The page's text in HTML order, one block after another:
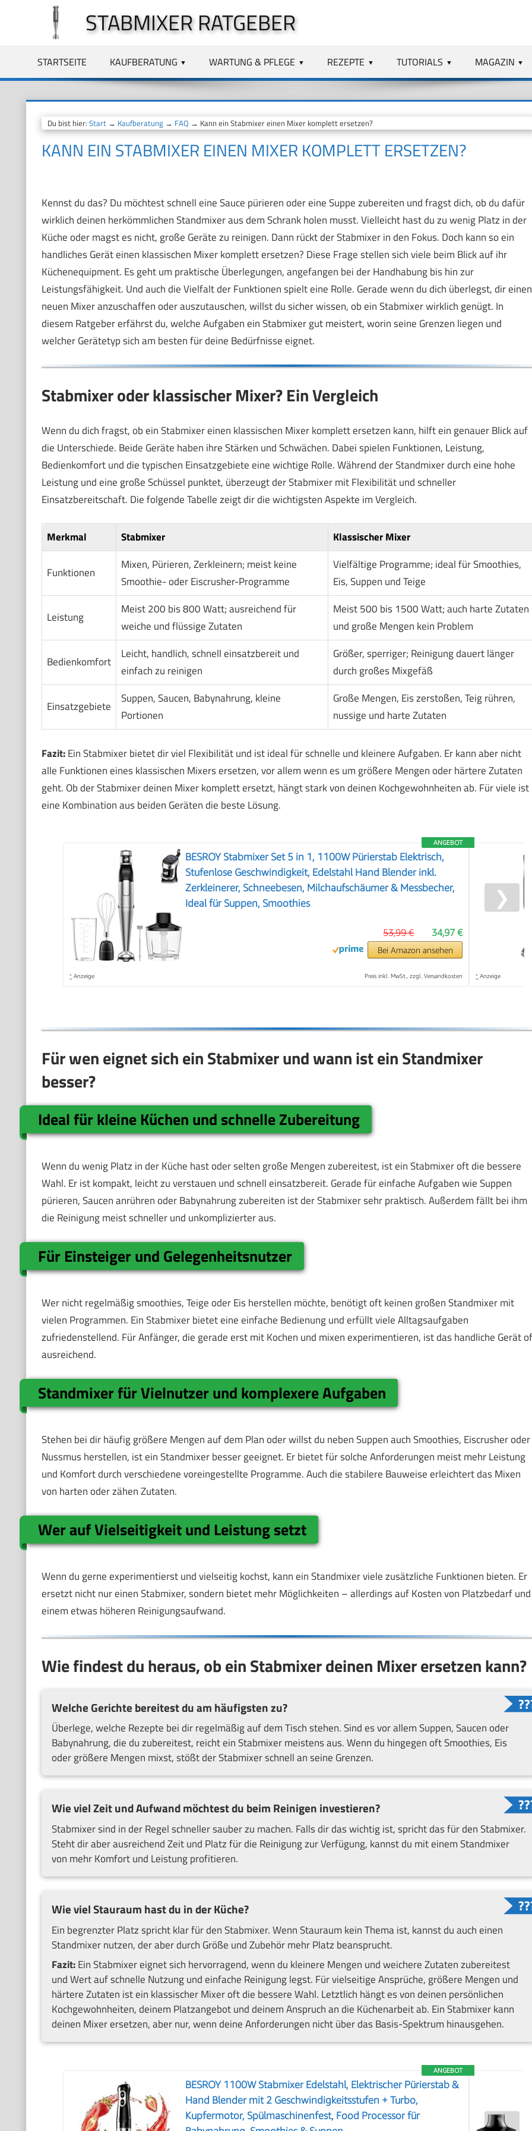
springen
STABMIXER RATGEBER
STARTSEITE KAUFBERATUNG WARTUNG & PFLEGE REZEPTE TUTORIALS MAGAZIN
Du bist hier: Start→ Kaufberatung→ FAQ → Kann ein Stabmixer einen Mixer komplett ersetzen?
KANN EIN STABMIXER EINEN MIXER KOMPLETT ERSETZEN?
Kennst du das? Du möchtest schnell eine Sauce pürieren oder eine Suppe zubereiten und fragst dich, ob du dafür
wirklich deinen herkömmlichen Standmixer aus dem Schrank holen musst. Vielleicht hast du zu wenig Platz in der
Küche oder magst es nicht, große Geräte zu reinigen. Dann rückt der Stabmixer in den Fokus. Doch kann so ein
handliches Gerät einen klassischen Mixer komplett ersetzen? Diese Frage stellen sich viele beim Blick auf ihr
Küchenequipment. Es geht um praktische Überlegungen, angefangen bei der Handhabung bis hin zur
Leistungsfähigkeit. Und auch die Vielfalt der Funktionen spielt eine Rolle. Gerade wenn du dich überlegst, dir einen
neuen Mixer anzuschaffen oder auszutauschen, willst du sicher wissen, ob ein Stabmixer wirklich genügt. In
diesem Ratgeber erfährst du, welche Aufgaben ein Stabmixer gut meistert, worin seine Grenzen liegen und
welcher Gerätetyp sich am besten für deine Bedürfnisse eignet.
Stabmixer oder klassischer Mixer? Ein Vergleich
Wenn du dich fragst, ob ein Stabmixer einen klassischen Mixer komplett ersetzen kann, hilft ein genauer Blick auf
die Unterschiede. Beide Geräte haben ihre Stärken und Schwächen. Dabei spielen Funktionen, Leistung,
Bedienkomfort und die typischen Einsatzgebiete eine wichtige Rolle. Während der Standmixer durch eine hohe
Leistung und eine große Schüssel punktet, überzeugt der Stabmixer mit Flexibilität und schneller
Einsatzbereitschaft. Die folgende Tabelle zeigt dir die wichtigsten Aspekte im Vergleich.
Merkmal Stabmixer Klassischer Mixer
Funktionen
Mixen, Pürieren, Zerkleinern; meist keine
Smoothie- oder Eiscrusher-Programme
Vielfältige Programme; ideal für Smoothies,
Eis, Suppen und Teige
Leistung
Meist 200 bis 800 Watt; ausreichend für
weiche und flüssige Zutaten
Meist 500 bis 1500 Watt; auch harte Zutaten
und große Mengen kein Problem
Bedienkomfort
Leicht, handlich, schnell einsatzbereit und
einfach zu reinigen
Größer, sperriger; Reinigung dauert länger
durch großes Mixgefäß
Einsatzgebiete
Suppen, Saucen, Babynahrung, kleine
Portionen
Große Mengen, Eis zerstoßen, Teig rühren,
nussige und harte Zutaten
Fazit:Ein Stabmixer bietet dir viel Flexibilität und ist ideal für schnelle und kleinere Aufgaben. Er kann aber nicht
alle Funktionen eines klassischen Mixers ersetzen, vor allem wenn es um größere Mengen oder härtere Zutaten
geht. Ob der Stabmixer deinen Mixer komplett ersetzt, hängt stark von deinen Kochgewohnheiten ab. Für viele ist
eine Kombination aus beiden Geräten die beste Lösung.
ANGEBOT
BESROY Stabmixer Set 5 in 1, 1100W Pürierstab Elektrisch,
Stufenlose Geschwindigkeit, Edelstahl Hand Blender inkl.
Zerkleinerer, Schneebesen, Milchaufschäumer & Messbecher,
Ideal für Suppen, Smoothies
34,97 €
53,99 €
Bei Amazon ansehen
* Anzeige Preis inkl. MwSt., zzgl. Versandkosten * Anzeige
❯
Für wen eignet sich ein Stabmixer und wann ist ein Standmixer
besser?
Ideal für kleine Küchen und schnelle Zubereitung
Wenn du wenig Platz in der Küche hast oder selten große Mengen zubereitest, ist ein Stabmixer oft die bessere
Wahl. Er ist kompakt, leicht zu verstauen und schnell einsatzbereit. Gerade für einfache Aufgaben wie Suppen
pürieren, Saucen anrühren oder Babynahrung zubereiten ist der Stabmixer sehr praktisch. Außerdem fällt bei ihm
die Reinigung meist schneller und unkomplizierter aus.
Für Einsteiger und Gelegenheitsnutzer
Wer nicht regelmäßig smoothies, Teige oder Eis herstellen möchte, benötigt oft keinen großen Standmixer mit
vielen Programmen. Ein Stabmixer bietet eine einfache Bedienung und erfüllt viele Alltagsaufgaben
zufriedenstellend. Für Anfänger, die gerade erst mit Kochen und mixen experimentieren, ist das handliche Gerät
ausreichend.
Standmixer für Vielnutzer und komplexere Aufgaben
Stehen bei dir häufig größere Mengen auf dem Plan oder willst du neben Suppen auch Smoothies, Eiscrusher oder
Nussmus herstellen, ist ein Standmixer besser geeignet. Er bietet für solche Anforderungen meist mehr Leistung
und Komfort durch verschiedene voreingestellte Programme. Auch die stabilere Bauweise erleichtert das Mixen
von harten oder zähen Zutaten.
Wer auf Vielseitigkeit und Leistung setzt
Wenn du gerne experimentierst und vielseitig kochst, kann ein Standmixer viele zusätzliche Funktionen bieten. Er
ersetzt nicht nur einen Stabmixer, sondern bietet mehr Möglichkeiten – allerdings auf Kosten von Platzbedarf und
einem etwas höheren Reinigungsaufwand.
Wie findest du heraus, ob ein Stabmixer deinen Mixer ersetzen kann?
Welche Gerichte bereitest du am häufigsten zu?
Überlege, welche Rezepte bei dir regelmäßig auf dem Tisch stehen. Sind es vor allem Suppen, Saucen oder
Babynahrung, die du zubereitest, reicht ein Stabmixer meistens aus. Wenn du hingegen oft Smoothies, Eis
oder größere Mengen mixst, stößt der Stabmixer schnell an seine Grenzen.
Wie viel Zeit und Aufwand möchtest du beim Reinigen investieren?
Stabmixer sind in der Regel schneller sauber zu machen. Falls dir das wichtig ist, spricht das für den Stabmixer.
Steht dir aber ausreichend Zeit und Platz für die Reinigung zur Verfügung, kannst du mit einem Standmixer
von mehr Komfort und Leistung profitieren.
Wie viel Stauraum hast du in der Küche?
Ein begrenzter Platz spricht klar für den Stabmixer. Wenn Stauraum kein Thema ist, kannst du auch einen
Standmixer nutzen, der aber durch Größe und Zubehör mehr Platz beansprucht.
Fazit:Ein Stabmixer eignet sich hervorragend, wenn du kleinere Mengen und weichere Zutaten zubereitest
und Wert auf schnelle Nutzung und einfache Reinigung legst. Für vielseitige Ansprüche, größere Mengen und
härtere Zutaten ist ein klassischer Mixer oft die bessere Wahl. Letztlich hängt es von deinen persönlichen
Kochgewohnheiten, deinem Platzangebot und deinem Anspruch an die Küchenarbeit ab. Ein Stabmixer kann
deinen Mixer ersetzen, aber nur, wenn deine Anforderungen nicht über das Basis-Spektrum hinausgehen.
ANGEBOT
BESROY 1100W Stabmixer Edelstahl, Elektrischer Pürierstab &
Hand Blender mit 2 Geschwindigkeitsstufen + Turbo,
Kupfermotor, Spülmaschinenfest, Food Processor für